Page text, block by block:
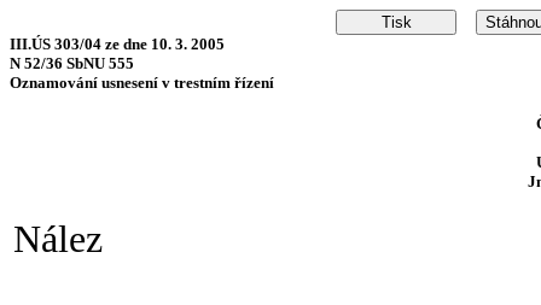
III.ÚS 303/04 ze dne 10. 3. 2005
N 52/36 SbNU 555
Oznamování usnesení v trestním řízení
Nález